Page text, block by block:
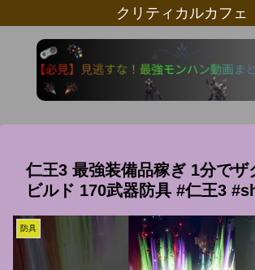
クリティカルカフェ
仁王3 最強装備品稼ぎ 1分でザ
ビルド 170武器防具 #仁王3
防具